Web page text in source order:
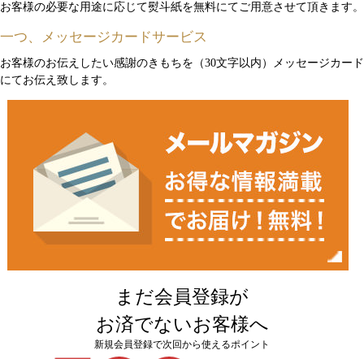
お客様の必要な用途に応じて熨斗紙を無料にてご用意させて頂きます。
一つ、メッセージカードサービス
お客様のお伝えしたい感謝のきもちを（30文字以内）メッセージカード
にてお伝え致します。
まだ会員登録が
お済でないお客様へ
新規会員登録で次回から使えるポイント